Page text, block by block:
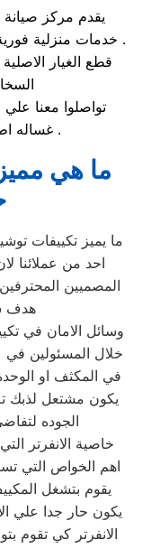
يقدم مركز
خدمات منزلية فورية بمصر و مصر و جميع المحافظات .
قطع الغيار
تواصلوا معنا
غساله اطباق بمصر و المحافظات .
ما هي
ما يميز تكييفات
احد من عملائنا
المصميين
هدف
وسائل الامان في
خلال المسئولين في
في المكثف او
يكون مشتعل لذبك
الجوده
خاصية الانفرتر
اهم الخواص التي
يقوم بتشغل
يكون حار جدا علي